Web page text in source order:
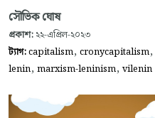
সৌভিক ঘোষ
প্রকাশ: ২২-এপ্রিল-২০২৩
ট্যাগ:capitalism, cronycapitalism,
lenin, marxism-leninism, vilenin